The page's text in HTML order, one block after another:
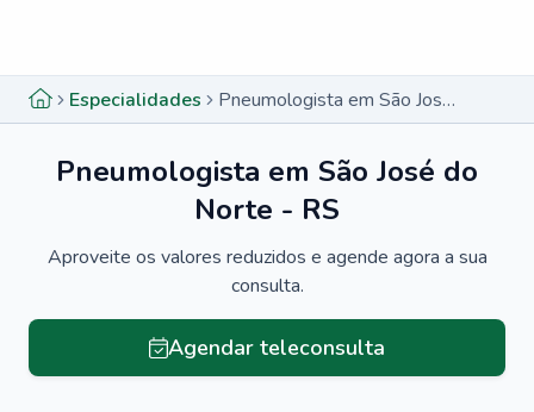
Especialidades Pneumologista em São José do Norte - RS
Pneumologista em São José do
Norte - RS
Aproveite os valores reduzidos e agende agora a sua
consulta.
Agendar teleconsulta